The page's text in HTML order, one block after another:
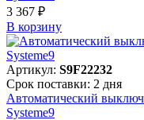
3 367 ₽
В корзинy
Артикул: S9F22232
Срок поставки: 2 дня
Автоматический
Systeme9